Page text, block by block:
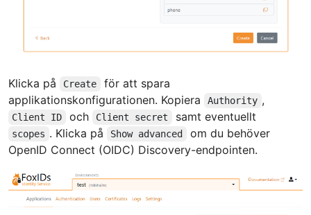
Klicka på Create
för att spara
applikationskonfigurationen. Kopiera
Authority ,
Client ID och Client secret samt eventuellt
scopes . Klicka på Show advanced
om du behöver
OpenID Connect (OIDC) Discovery-endpointen.